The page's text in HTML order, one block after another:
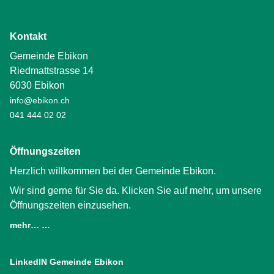
Kontakt
Gemeinde Ebikon
Riedmattstrasse 14
6030 Ebikon
info@ebikon.ch
041 444 02 02
Öffnungszeiten
Herzlich willkommen bei der Gemeinde Ebikon.
Wir sind gerne für Sie da. Klicken Sie auf mehr, um unsere
Öffnungszeiten einzusehen.
mehr… …
LinkedIN Gemeinde Ebikon